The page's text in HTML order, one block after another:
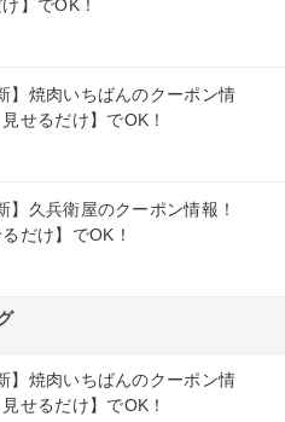
】でOK！
】焼肉いちばんのクーポン情
せるだけ】でOK！
】久兵衛屋のクーポン情報！
だけ】でOK！
】焼肉いちばんのクーポン情
せるだけ】でOK！